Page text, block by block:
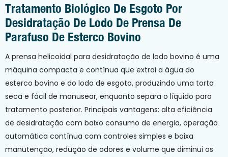
Tratamento Biológico De Esgoto Por
Desidratação De Lodo De Prensa De
Parafuso De Esterco Bovino
A prensa helicoidal para desidratação de lodo bovino é uma
máquina compacta e contínua que extrai a água do
esterco bovino e do lodo de esgoto, produzindo uma torta
seca e fácil de manusear, enquanto separa o líquido para
tratamento posterior. Principais vantagens: alta eficiência
de desidratação com baixo consumo de energia, operação
automática contínua com controles simples e baixa
manutenção, redução de odores e volume que diminui os